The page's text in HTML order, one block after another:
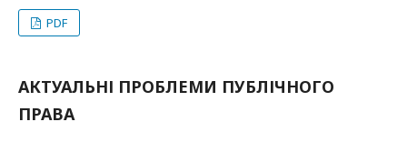
PDF
АКТУАЛЬНІ ПРОБЛЕМИ ПУБЛІЧНОГО
ПРАВА